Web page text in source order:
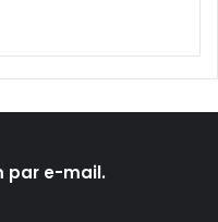
par e-mail.